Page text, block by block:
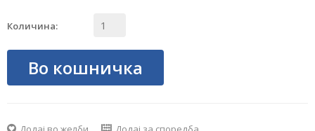
Количина:
Во кошничка